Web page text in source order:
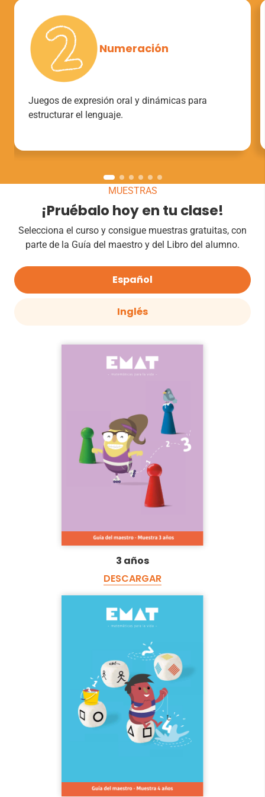
Numeración
Juegos de expresión oral y dinámicas para
estructurar el lenguaje.
MUESTRAS
¡Pruébalo hoy en tu clase!
Selecciona el curso y consigue muestras gratuitas, con
parte de la Guía del maestro y del Libro del alumno.
Español
Inglés
3 años
DESCARGAR